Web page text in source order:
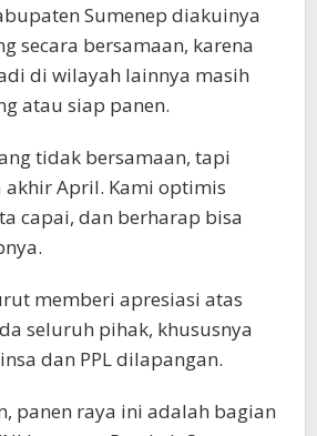
Sumenep diakuinya
secara bersamaan, karena
di wilayah lainnya masih
atau siap panen.
tidak bersamaan, tapi
akhir April. Kami optimis
capai, dan berharap bisa
memberi apresiasi atas
seluruh pihak, khususnya
dan PPL dilapangan.
panen raya ini adalah bagian